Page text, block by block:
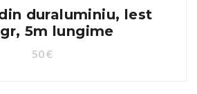
duraluminiu, lest
5m lungime
50€